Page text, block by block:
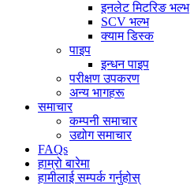
इनलेट मिटरिङ भल्भ
SCV भल्भ
क्याम डिस्क
पाइप
इन्धन पाइप
परीक्षण उपकरण
अन्य भागहरू
समाचार
कम्पनी समाचार
उद्योग समाचार
FAQs
हाम्रो बारेमा
हामीलाई सम्पर्क गर्नुहोस्